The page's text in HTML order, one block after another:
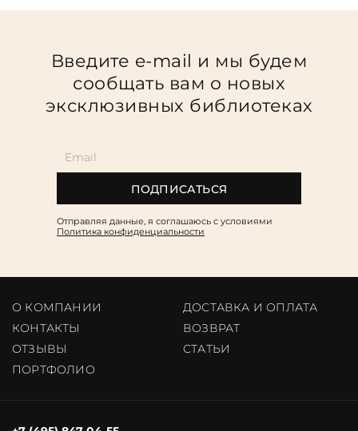
Введите e-mail и мы будем
сообщать вам о новых
эксклюзивных библиотеках
ПОДПИСАТЬСЯ
Отправляя данные, я соглашаюсь c условиями
Политика конфиденциальности
О КОМПАНИИ
ДОСТАВКА И ОПЛАТА
КОНТАКТЫ
ВОЗВРАТ
ОТЗЫВЫ
CТАТЬИ
ПОРТФОЛИО